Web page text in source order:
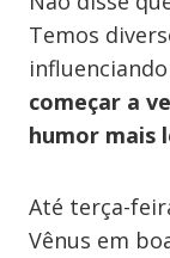
Temos
começar a
humor mais
Até terça-
Vênus em